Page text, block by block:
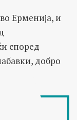
Ерменија, и
според
добро